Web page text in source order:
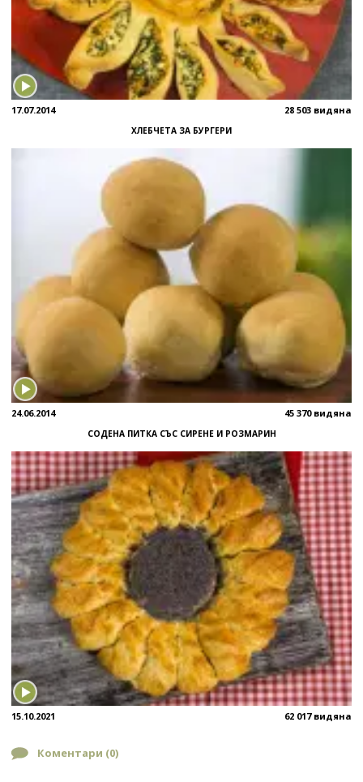
17.07.2014 28 503 видяна
ХЛЕБЧЕТА ЗА БУРГЕРИ
24.06.2014 45 370 видяна
СОДЕНА ПИТКА СЪС СИРЕНЕ И РОЗМАРИН
15.10.2021 62 017 видяна
Коментари (0)